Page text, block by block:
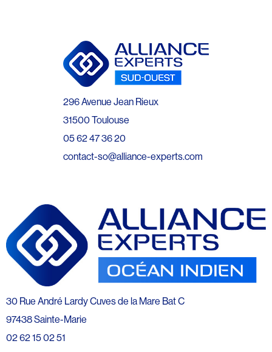
296 Avenue Jean Rieux
31500 Toulouse
05 62 47 36 20
contact-so@alliance-experts.com
30 Rue André Lardy Cuves de la Mare Bat C
97438 Sainte-Marie
02 62 15 02 51